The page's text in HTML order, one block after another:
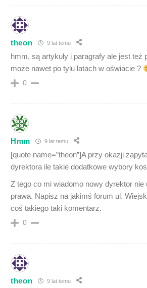
theon 9 lat temu
hmm, są artykuły i paragrafy ale jest też
może nawet po tylu latach w oświacie ?
0
Hmm 9 lat temu
[quote name=”theon”]A przy okazji
dyrektora ile takie dodatkowe wybory
Z tego co mi wiadomo nowy dyrektor nie
prawa. Napisz na jakimś forum ul.
coś takiego taki komentarz.
0
theon 9 lat temu